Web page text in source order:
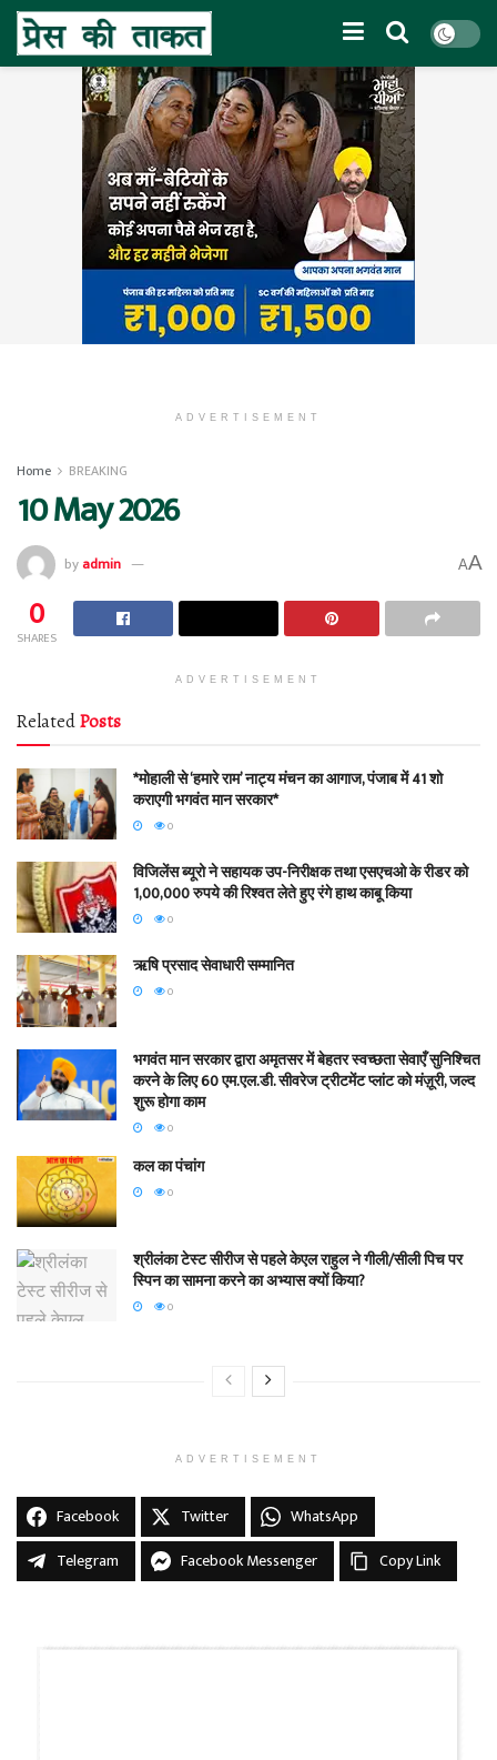
ADVERTISEMENT
Home BREAKING
10 May 2026
byadmin AA
0
SHARES
ADVERTISEMENT
RelatedPosts
*मोहाली से ‘हमारे राम’ नाट्य मंचन का आगाज, पंजाब में 41 शो
कराएगी भगवंत मान सरकार*
0
विजिलेंस ब्यूरो ने सहायक उप-निरीक्षक तथा एसएचओ के रीडर को
1,00,000 रुपये की रिश्वत लेते हुए रंगे हाथ काबू किया
0
ऋषि प्रसाद सेवाधारी सम्मानित
0
भगवंत मान सरकार द्वारा अमृतसर में बेहतर स्वच्छता सेवाएँ सुनिश्चित
करने के लिए 60 एम.एल.डी. सीवरेज ट्रीटमेंट प्लांट को मंज़ूरी, जल्द
शुरू होगा काम
0
कल का पंचांग
0
श्रीलंका टेस्ट सीरीज से पहले केएल राहुल ने गीली/सीली पिच पर
स्पिन का सामना करने का अभ्यास क्यों किया?
0
ADVERTISEMENT
Facebook Twitter
WhatsApp
Telegram
Facebook Messenger Copy Link